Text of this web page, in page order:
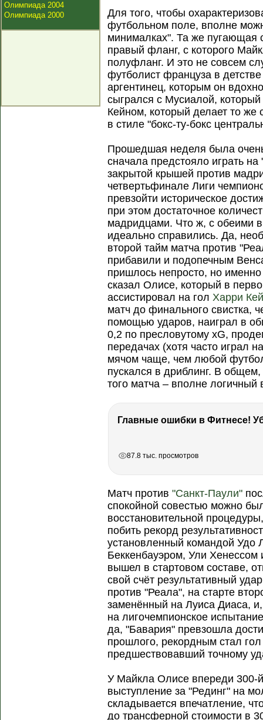
Олимпиада 2004
Олимпиада 2000
Для того, чтобы
футбольном поле, вполне
минималках". Та же пугающая
правый фланг, с которого
полуфланг. И это не совсем
футболист француза в
аргентинец, которым он
сыгрался с Мусиалой,
Кейном, который делает то
в стиле "бокс-ту-бокс
Прошедшая неделя была
сначала предстояло играть
закрытой крышей против
четвертьфинале Лиги
превзойти историческое
при этом достаточное
мадридцами. Что ж, с обеими
идеально справились. Да,
второй тайм матча против
прибавили и подопечным
пришлось непросто, но
сказал Олисе, который в
ассистировал на голХарри
матч до финального свистка,
помощью ударов, наиграл в
0,2 по пресловутому xG,
передачах (хотя часто играл
мячом чаще, чем любой
пускался в дриблинг. В
того матча – вполне логичный
87.8 тыс. просмотров
Матч против"Санкт-Паули"
спокойной совестью можно
восстановительной
побить рекорд
установленный командой Удо
Беккенбауэром, Ули
вышел в стартовом составе,
свой счёт результативный
против "Реала", на старте
заменённый на Луиса Диаса,
на лигочемпионское
да, "Бавария" превзошла
прошлого, рекордным стал
предшествовавший точному
У Майкла Олисе впереди 300-
выступление за "Рединг" на
складывается впечатление,
до трансферной стоимости в